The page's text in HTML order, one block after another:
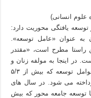
علوم انسانی)
یافتگی محوریت دارد:
به عنوان «عامل توسعه».
راستا مطرح است، «مقتدر
در اینجا به مولفه زنان و
ضرورت های مقتدر سازی آنان به عنوان عوامل توسعه که بیش از ۵/۳
می شود. در سال های
توسعه جامعه محور که بیش